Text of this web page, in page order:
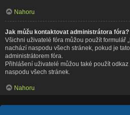
Nahoru
Jak můžu kontaktovat administrátora fóra?
Všichni uživatelé fóra můžou použít formulář
nachází naspodu všech stránek, pokud je
administrátorem fóra.
Přihlášení uživatelé můžou také použít odkaz
naspodu všech stránek.
Nahoru